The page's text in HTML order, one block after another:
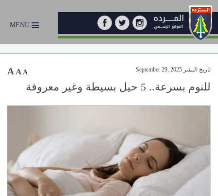
MENU
تاريخ النشر September 29, 2025 A A A
للنوم بسرعة.. 5 حيل بسيطة وغير معروفة